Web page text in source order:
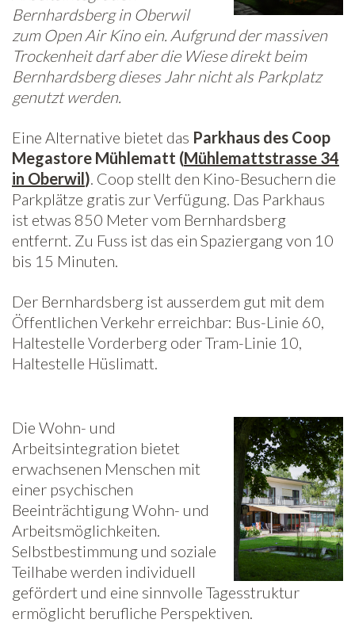
Bernhardsberg in Oberwil
zum Open Air Kino ein. Aufgrund der massiven
Trockenheit darf aber die Wiese direkt beim
Bernhardsberg dieses Jahr nicht als Parkplatz
genutzt werden.
Eine Alternative bietet das Parkhaus des Coop
Megastore Mühlematt (Mühlemattstrasse 34
in Oberwil). Coop stellt den Kino-Besuchern die
Parkplätze gratis zur Verfügung. Das Parkhaus
ist etwas 850 Meter vom Bernhardsberg
entfernt. Zu Fuss ist das ein Spaziergang von 10
bis 15 Minuten.
Der Bernhardsberg ist ausserdem gut mit dem
Öffentlichen Verkehr erreichbar: Bus-Linie 60,
Haltestelle Vorderberg oder Tram-Linie 10,
Haltestelle Hüslimatt.
Die Wohn- und
Arbeitsintegration bietet
erwachsenen Menschen mit
einer psychischen
Beeinträchtigung Wohn- und
Arbeitsmöglichkeiten.
Selbstbestimmung und soziale
Teilhabe werden individuell
gefördert und eine sinnvolle Tagesstruktur
ermöglicht berufliche Perspektiven.